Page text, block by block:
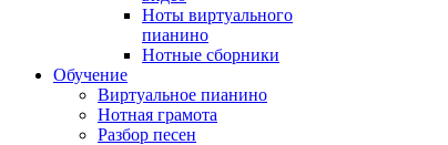
Ноты виртуального
пианино
Нотные сборники
Обучение
Виртуальное пианино
Нотная грамота
Разбор песен